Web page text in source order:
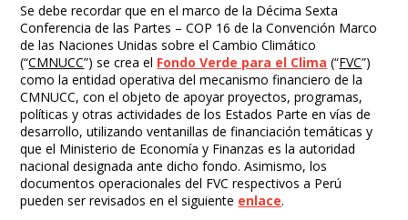
Se debe recordar que en el marco de la Décima Sexta
Conferencia de las Partes – COP 16 de la Convención Marco
de las Naciones Unidas sobre el Cambio Climático
(“CMNUCC”) se crea el Fondo Verde para el Clima (“FVC”)
como la entidad operativa del mecanismo financiero de la
CMNUCC, con el objeto de apoyar proyectos, programas,
políticas y otras actividades de los Estados Parte en vías de
desarrollo, utilizando ventanillas de financiación temáticas y
que el Ministerio de Economía y Finanzas es la autoridad
nacional designada ante dicho fondo. Asimismo, los
documentos operacionales del FVC respectivos a Perú
pueden ser revisados en el siguiente enlace.